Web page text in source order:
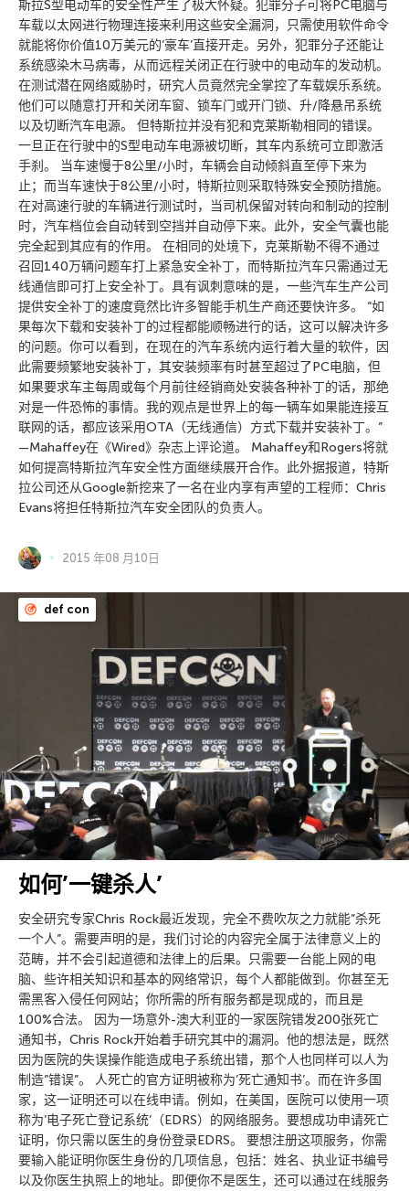
斯拉S型电动车的安全性产生了极大怀疑。犯罪分子可将PC电脑与
车载以太网进行物理连接来利用这些安全漏洞，只需使用软件命令
就能将你价值10万美元的’豪车’直接开走。另外，犯罪分子还能让
系统感染木马病毒，从而远程关闭正在行驶中的电动车的发动机。
在测试潜在网络威胁时，研究人员竟然完全掌控了车载娱乐系统。
他们可以随意打开和关闭车窗、锁车门或开门锁、升/降悬吊系统
以及切断汽车电源。 但特斯拉并没有犯和克莱斯勒相同的错误。
一旦正在行驶中的S型电动车电源被切断，其车内系统可立即激活
手刹。 当车速慢于8公里/小时，车辆会自动倾斜直至停下来为
止；而当车速快于8公里/小时，特斯拉则采取特殊安全预防措施。
在对高速行驶的车辆进行测试时，当司机保留对转向和制动的控制
时，汽车档位会自动转到空挡并自动停下来。此外，安全气囊也能
完全起到其应有的作用。 在相同的处境下，克莱斯勒不得不通过
召回140万辆问题车打上紧急安全补丁，而特斯拉汽车只需通过无
线通信即可打上安全补丁。具有讽刺意味的是，一些汽车生产公司
提供安全补丁的速度竟然比许多智能手机生产商还要快许多。 “如
果每次下载和安装补丁的过程都能顺畅进行的话，这可以解决许多
的问题。你可以看到，在现在的汽车系统内运行着大量的软件，因
此需要频繁地安装补丁，其安装频率有时甚至超过了PC电脑，但
如果要求车主每周或每个月前往经销商处安装各种补丁的话，那绝
对是一件恐怖的事情。我的观点是世界上的每一辆车如果能连接互
联网的话，都应该采用OTA（无线通信）方式下载并安装补丁。”
—Mahaffey在《Wired》杂志上评论道。 Mahaffey和Rogers将就
如何提高特斯拉汽车安全性方面继续展开合作。此外据报道，特斯
拉公司还从Google新挖来了一名在业内享有声望的工程师：Chris
Evans将担任特斯拉汽车安全团队的负责人。
2015 年08 月10日
def con
如何’一键杀人’
安全研究专家Chris Rock最近发现，完全不费吹灰之力就能”杀死
一个人”。需要声明的是，我们讨论的内容完全属于法律意义上的
范畴，并不会引起道德和法律上的后果。只需要一台能上网的电
脑、些许相关知识和基本的网络常识，每个人都能做到。你甚至无
需黑客入侵任何网站；你所需的所有服务都是现成的，而且是
100%合法。 因为一场意外-澳大利亚的一家医院错发200张死亡
通知书，Chris Rock开始着手研究其中的漏洞。他的想法是，既然
因为医院的失误操作能造成电子系统出错，那个人也同样可以人为
制造”错误”。 人死亡的官方证明被称为’死亡通知书’。而在许多国
家，这一证明还可以在线申请。例如，在美国，医院可以使用一项
称为’电子死亡登记系统’（EDRS）的网络服务。要想成功申请死亡
证明，你只需以医生的身份登录EDRS。 要想注册这项服务，你需
要输入能证明你医生身份的几项信息，包括：姓名、执业证书编号
以及你医生执照上的地址。即便你不是医生，还可以通过在线服务